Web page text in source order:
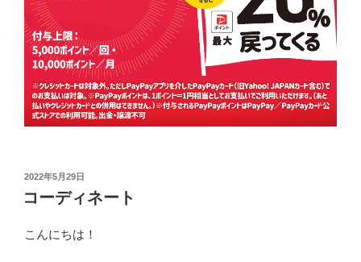
投
日:
2022年5月29日
コーディネート
こんにちは！